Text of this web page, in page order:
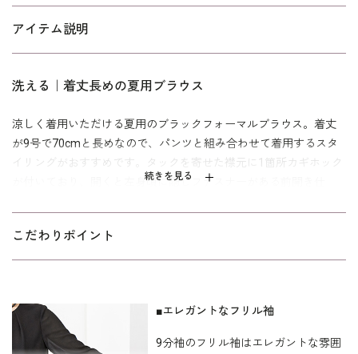
アイテム説明
続きを見る
洗える｜着丈長めの夏用ブラウス
涼しく着用いただける夏用のブラックフォーマルブラウス。着丈
が9号で70cmと長めなので、パンツと組み合わせて着用するスタ
イリングがおすすめです。タックを寄せた襟元に1箇所カギホック
が付いており、開くと左身頃に隠しファスナーがある前開き仕
パターン寸法はミセス向けの「ゆったり」を使用。「少しゆった
り」よりもさらにゆとりを持たせた寸法です。
こだわりポイント
■エレガントなフリル袖
9分袖のフリル袖はエレガントな雰囲